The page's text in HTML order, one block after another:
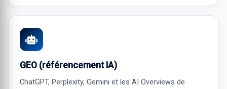
GEO (référencement IA)
ChatGPT, Perplexity, Gemini et les AI Overviews de